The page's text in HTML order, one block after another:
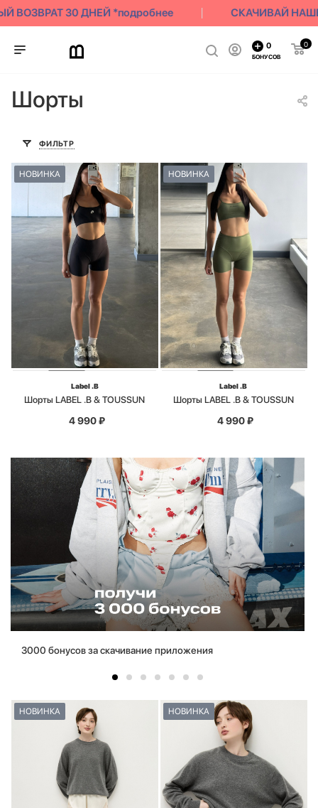
30 ДНЕЙ *подробнее СКАЧИВАЙ НАШЕ
0
0
БОНУСОВ
Шорты
ФИЛЬТР
НОВИНКА
Label .B
Шорты LABEL .B & TOUSSUN
4 990₽
НОВИНКА
Label .B
Шорты LABEL .B & TOUSSUN
4 990₽
3000 бонусов за скачивание приложения
НОВИНКА НОВИНКА